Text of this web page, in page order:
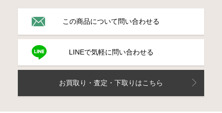
この商品について問い合わせる
LINEで気軽に問い合わせる
お買取り・査定・下取りはこちら